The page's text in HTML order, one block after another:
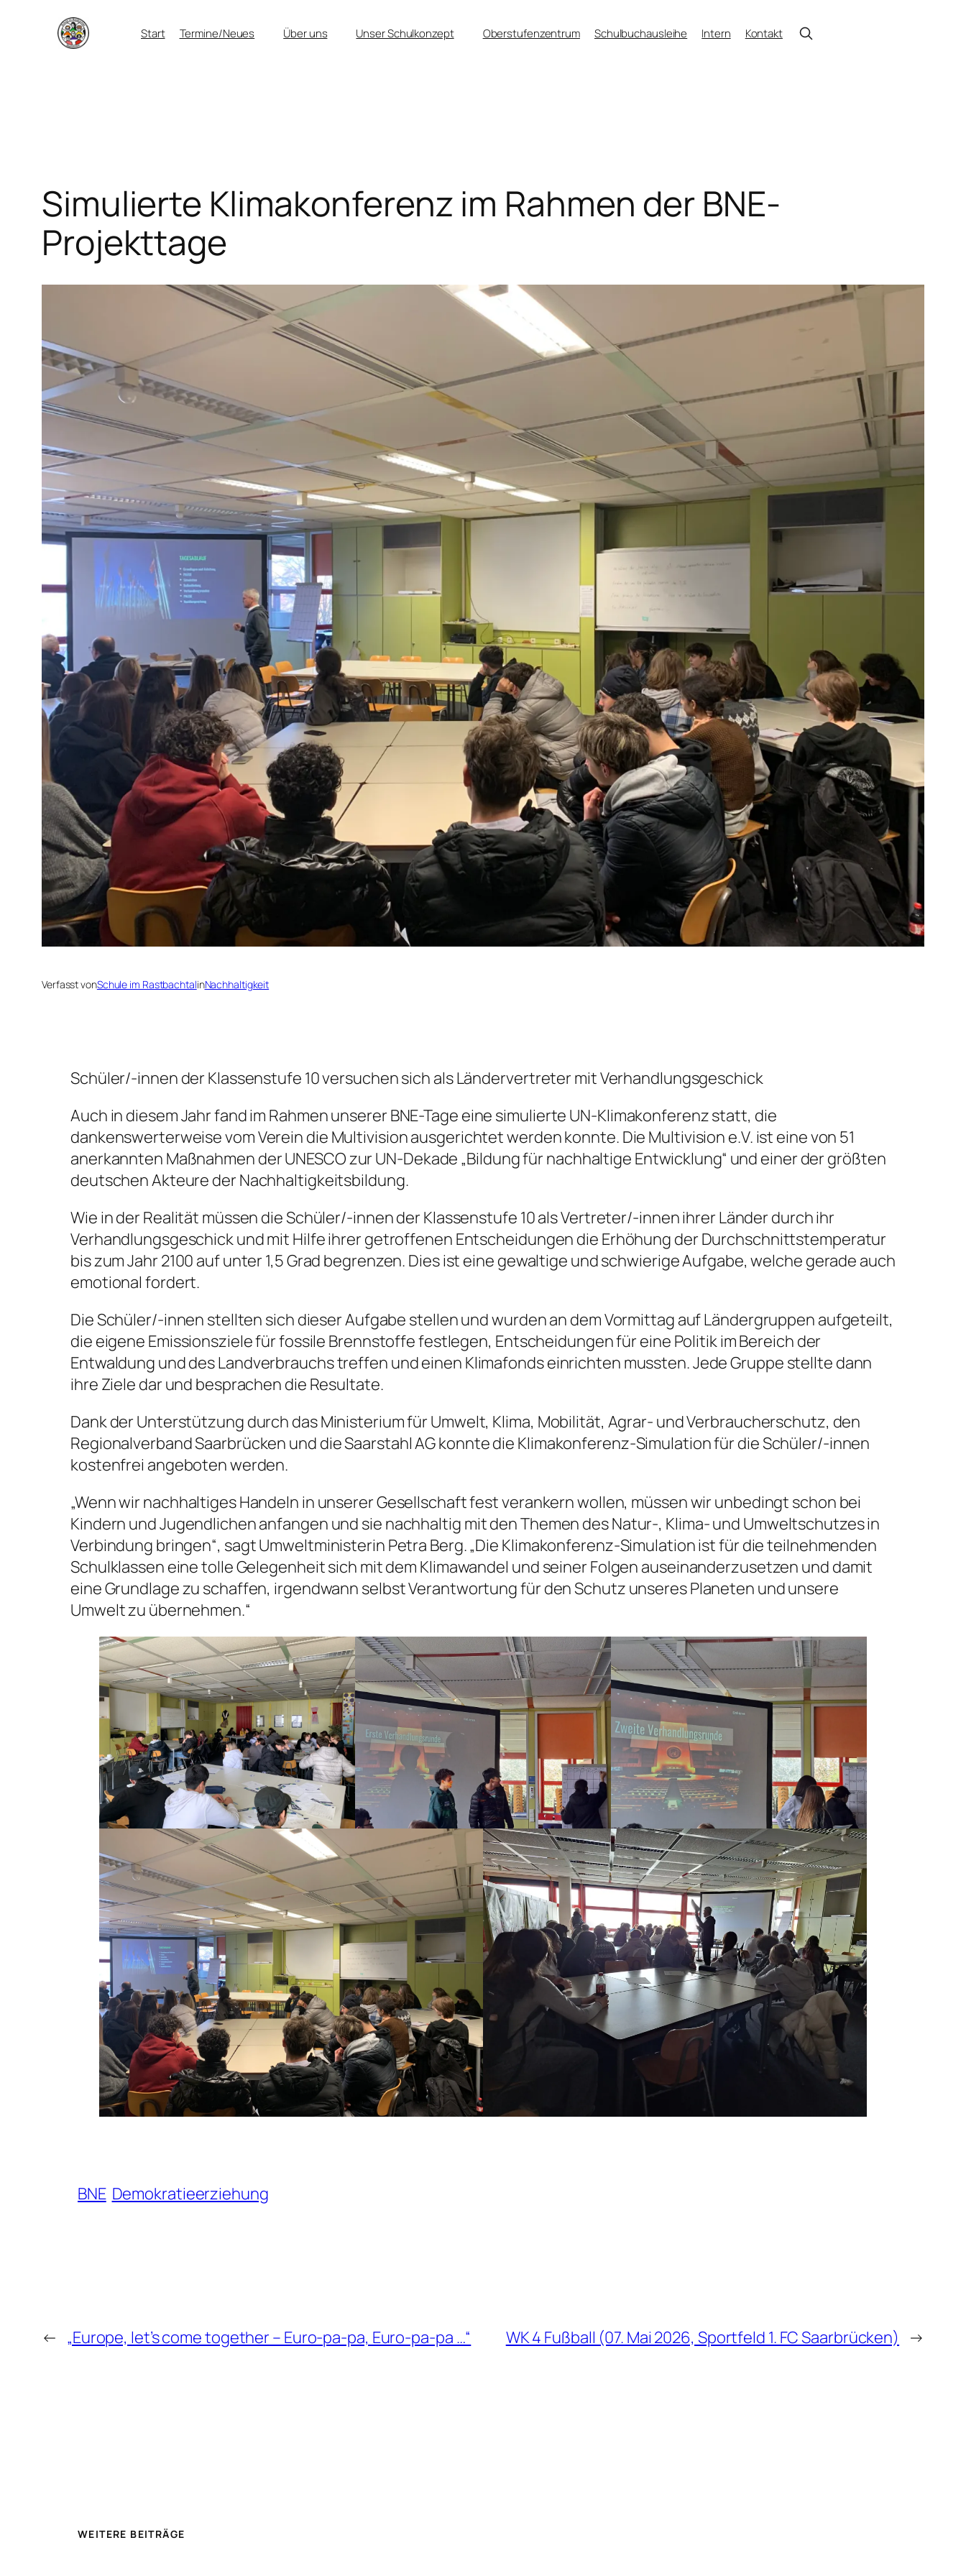
Start Termine/Neues Über uns Unser Schulkonzept Oberstufenzentrum Schulbuchausleihe Intern Kontakt
Simulierte Klimakonferenz im Rahmen der BNE-
Projekttage
Verfasst vonSchule im RastbachtalinNachhaltigkeit
Schüler/-innen der Klassenstufe 10 versuchen sich als Ländervertreter mit Verhandlungsgeschick
Auch in diesem Jahr fand im Rahmen unserer BNE-Tage eine simulierte UN-Klimakonferenz statt, die
dankenswerterweise vom Verein die Multivision ausgerichtet werden konnte. Die Multivision e.V. ist eine von 51
anerkannten Maßnahmen der UNESCO zur UN-Dekade „Bildung für nachhaltige Entwicklung“ und einer der größten
deutschen Akteure der Nachhaltigkeitsbildung.
Wie in der Realität müssen die Schüler/-innen der Klassenstufe 10 als Vertreter/-innen ihrer Länder durch ihr
Verhandlungsgeschick und mit Hilfe ihrer getroffenen Entscheidungen die Erhöhung der Durchschnittstemperatur
bis zum Jahr 2100 auf unter 1,5 Grad begrenzen. Dies ist eine gewaltige und schwierige Aufgabe, welche gerade auch
emotional fordert.
Die Schüler/-innen stellten sich dieser Aufgabe stellen und wurden an dem Vormittag auf Ländergruppen aufgeteilt,
die eigene Emissionsziele für fossile Brennstoffe festlegen, Entscheidungen für eine Politik im Bereich der
Entwaldung und des Landverbrauchs treffen und einen Klimafonds einrichten mussten. Jede Gruppe stellte dann
ihre Ziele dar und besprachen die Resultate.
Dank der Unterstützung durch das Ministerium für Umwelt, Klima, Mobilität, Agrar- und Verbraucherschutz, den
Regionalverband Saarbrücken und die Saarstahl AG konnte die Klimakonferenz-Simulation für die Schüler/-innen
kostenfrei angeboten werden.
„Wenn wir nachhaltiges Handeln in unserer Gesellschaft fest verankern wollen, müssen wir unbedingt schon bei
Kindern und Jugendlichen anfangen und sie nachhaltig mit den Themen des Natur-, Klima- und Umweltschutzes in
Verbindung bringen“, sagt Umweltministerin Petra Berg. „Die Klimakonferenz-Simulation ist für die teilnehmenden
Schulklassen eine tolle Gelegenheit sich mit dem Klimawandel und seiner Folgen auseinanderzusetzen und damit
eine Grundlage zu schaffen, irgendwann selbst Verantwortung für den Schutz unseres Planeten und unsere
Umwelt zu übernehmen.“
BNE Demokratieerziehung
← „Europe, let’s come together – Euro-pa-pa, Euro-pa-pa …“ WK 4 Fußball (07. Mai 2026, Sportfeld 1. FC Saarbrücken) →
WEITERE BEITRÄGE